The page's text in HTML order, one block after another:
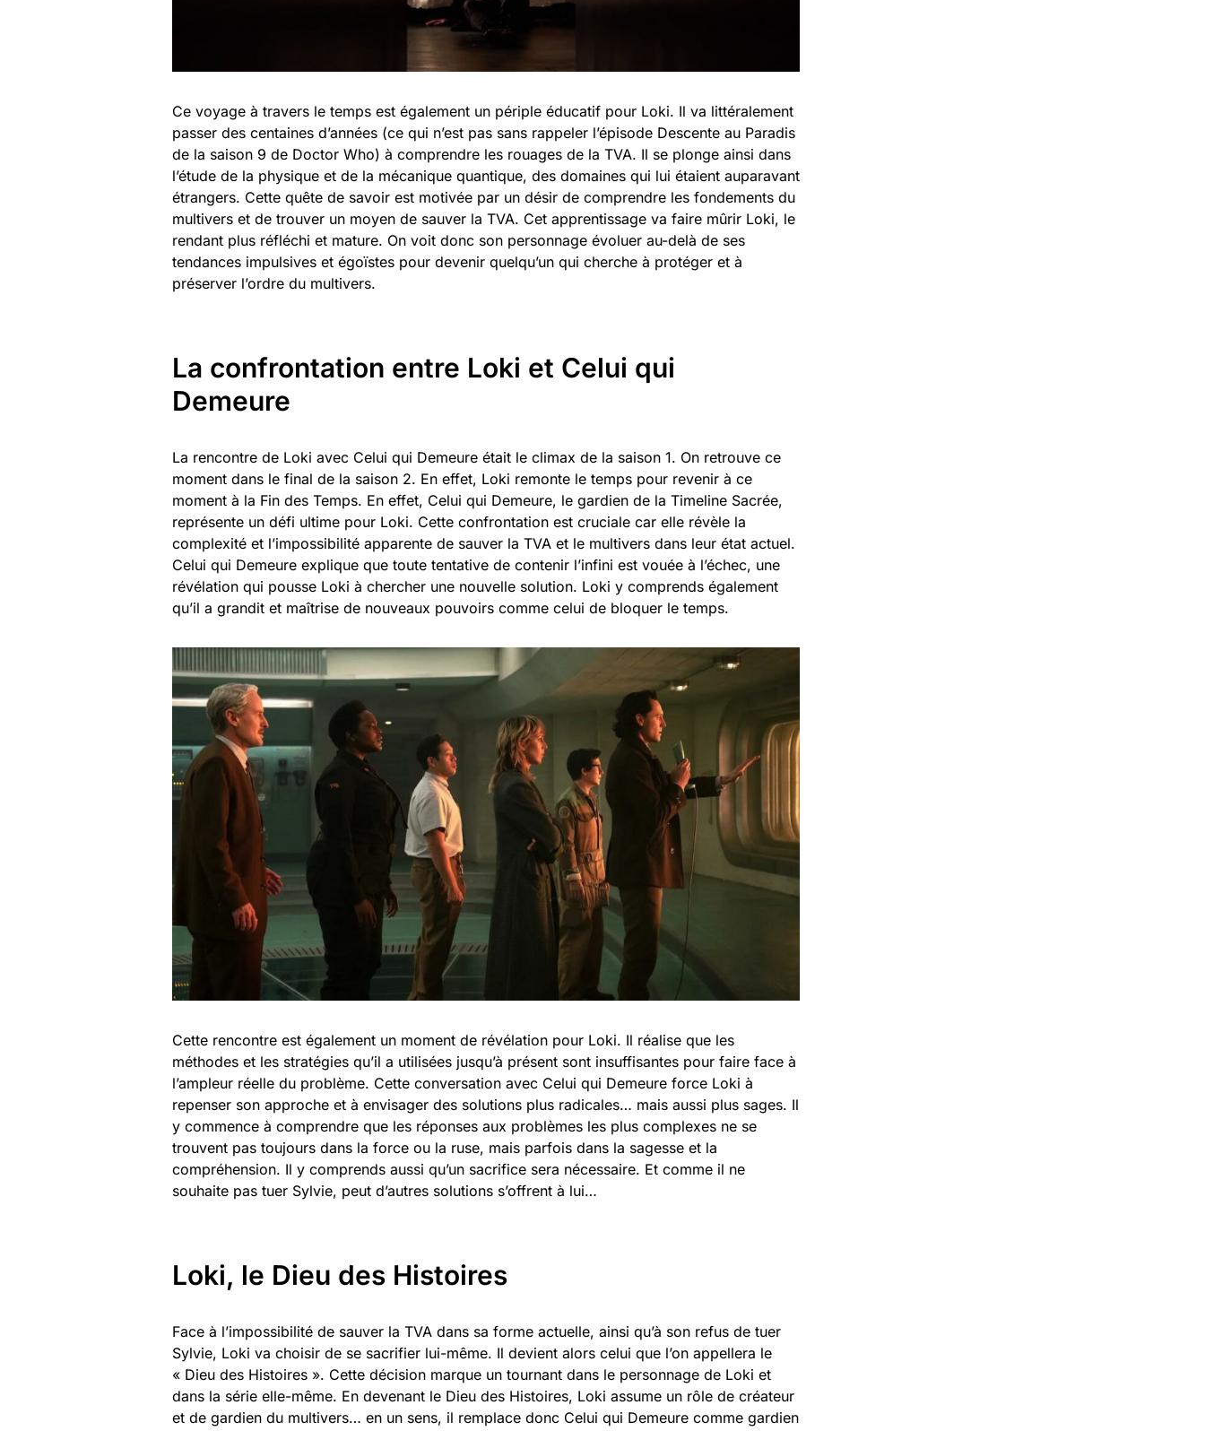
Ce voyage à travers le temps est également un périple éducatif pour Loki. Il va littéralement
passer des centaines d’années (ce qui n’est pas sans rappeler l’épisode Descente au Paradis
de la saison 9 de Doctor Who) à comprendre les rouages de la TVA. Il se plonge ainsi dans
l’étude de la physique et de la mécanique quantique, des domaines qui lui étaient auparavant
étrangers. Cette quête de savoir est motivée par un désir de comprendre les fondements du
multivers et de trouver un moyen de sauver la TVA. Cet apprentissage va faire mûrir Loki, le
rendant plus réfléchi et mature. On voit donc son personnage évoluer au-delà de ses
tendances impulsives et égoïstes pour devenir quelqu’un qui cherche à protéger et à
préserver l’ordre du multivers.
La confrontation entre Loki et Celui qui
Demeure
La rencontre de Loki avec Celui qui Demeure était le climax de la saison 1. On retrouve ce
moment dans le final de la saison 2. En effet, Loki remonte le temps pour revenir à ce
moment à la Fin des Temps. En effet, Celui qui Demeure, le gardien de la Timeline Sacrée,
représente un défi ultime pour Loki. Cette confrontation est cruciale car elle révèle la
complexité et l’impossibilité apparente de sauver la TVA et le multivers dans leur état actuel.
Celui qui Demeure explique que toute tentative de contenir l’infini est vouée à l’échec, une
révélation qui pousse Loki à chercher une nouvelle solution. Loki y comprends également
qu’il a grandit et maîtrise de nouveaux pouvoirs comme celui de bloquer le temps.
Cette rencontre est également un moment de révélation pour Loki. Il réalise que les
méthodes et les stratégies qu’il a utilisées jusqu’à présent sont insuffisantes pour faire face à
l’ampleur réelle du problème. Cette conversation avec Celui qui Demeure force Loki à
repenser son approche et à envisager des solutions plus radicales… mais aussi plus sages. Il
y commence à comprendre que les réponses aux problèmes les plus complexes ne se
trouvent pas toujours dans la force ou la ruse, mais parfois dans la sagesse et la
compréhension. Il y comprends aussi qu’un sacrifice sera nécessaire. Et comme il ne
souhaite pas tuer Sylvie, peut d’autres solutions s’offrent à lui…
Loki, le Dieu des Histoires
Face à l’impossibilité de sauver la TVA dans sa forme actuelle, ainsi qu’à son refus de tuer
Sylvie, Loki va choisir de se sacrifier lui-même. Il devient alors celui que l’on appellera le
« Dieu des Histoires ». Cette décision marque un tournant dans le personnage de Loki et
dans la série elle-même. En devenant le Dieu des Histoires, Loki assume un rôle de créateur
et de gardien du multivers… en un sens, il remplace donc Celui qui Demeure comme gardien